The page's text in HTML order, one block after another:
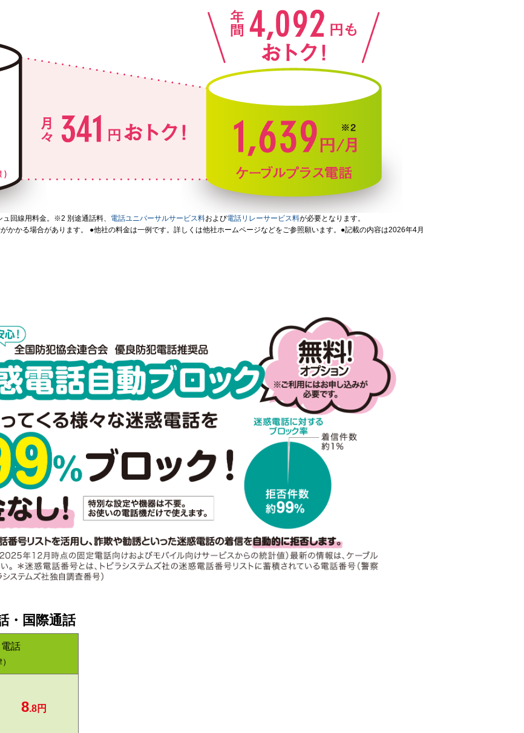
回線用料金。※2 別途通話料、 電話ユニバーサルサービス料および電話リレーサービス料が必要となります。
かかる場合があります。 ●他社の料金は一例です。詳しくは他社ホームページなどをご参照願います。●記載の内容は2026年4月
・国際通話
話
8.8円